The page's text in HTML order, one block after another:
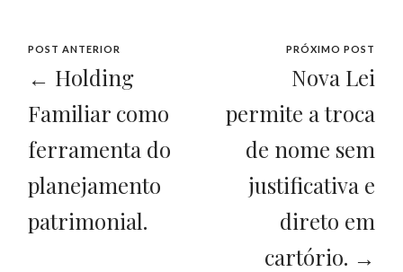
POST ANTERIOR
← Holding
Familiar como
ferramenta do
planejamento
patrimonial.
PRÓXIMO POST
Nova Lei
permite a troca
de nome sem
justificativa e
direto em
cartório. →